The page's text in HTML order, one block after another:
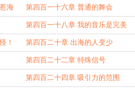
海 第四百一十六章 普通的舞会
第四百一十八章 我的音乐是完美
的！
！ 第四百二十章 出海的人变少
第四百二十二章 特殊信号
第四百二十四章 吸引力的范围